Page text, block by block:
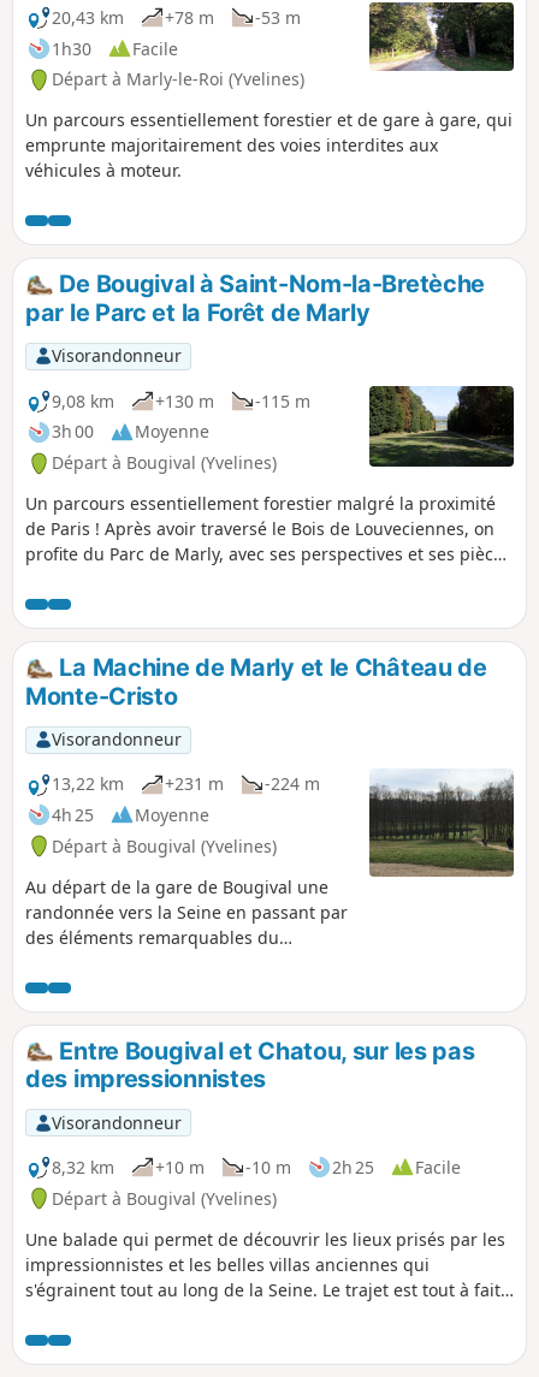
d'honneur ou la porte du Phare, protègent l'accès au
domaine. La trace gpx peut s'avérer utile.
20,43 km
+78 m
-53 m
1h30
Facile
Départ à Marly-le-Roi (Yvelines)
Un parcours essentiellement forestier et de gare à gare, qui
emprunte majoritairement des voies interdites aux
véhicules à moteur.
De Bougival à Saint-Nom-la-Bretèche
par le Parc et la Forêt de Marly
Visorandonneur
9,08 km
+130 m
-115 m
3h 00
Moyenne
Départ à Bougival (Yvelines)
Un parcours essentiellement forestier malgré la proximité
de Paris ! Après avoir traversé le Bois de Louveciennes, on
profite du Parc de Marly, avec ses perspectives et ses pièces
parcours tout d'abord sinueux, puis sur un large chemin
rectiligne.
La Machine de Marly et le Château de
Monte-Cristo
Visorandonneur
13,22 km
+231 m
-224 m
4h 25
Moyenne
Départ à Bougival (Yvelines)
Au départ de la gare de Bougival une
randonnée vers la Seine en passant par
des éléments remarquables du
Machine de Marly et le château de
Monte-Cristo.
Entre Bougival et Chatou, sur les pas
des impressionnistes
Visorandonneur
8,32 km
+10 m -10 m 2h 25
Facile
Départ à Bougival (Yvelines)
Une balade qui permet de découvrir les lieux prisés par les
impressionnistes et les belles villas anciennes qui
s'égrainent tout au long de la Seine. Le trajet est tout à fait